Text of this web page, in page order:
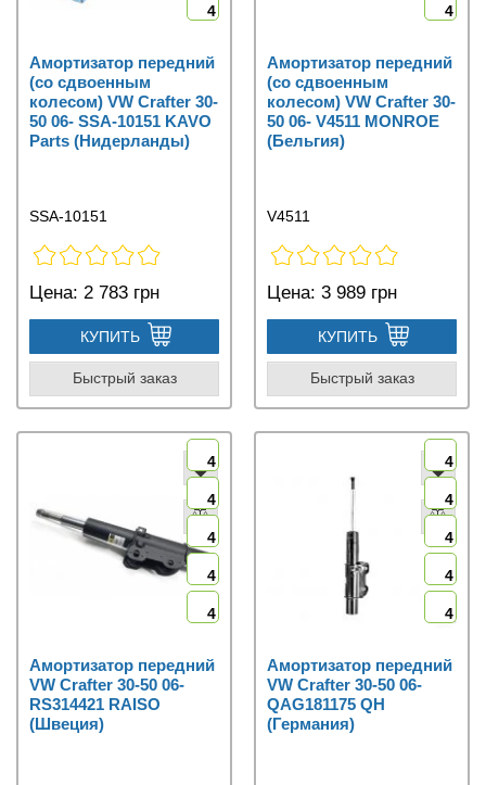
4
Амортизатор передний
(со сдвоенным
колесом) VW Crafter 30-
50 06- SSA-10151 KAVO
Parts (Нидерланды)
SSA-10151
Цена: 2 783 грн
КУПИТЬ
Быстрый заказ
4
Амортизатор передний
(со сдвоенным
колесом) VW Crafter 30-
50 06- V4511 MONROE
(Бельгия)
V4511
Цена: 3 989 грн
КУПИТЬ
Быстрый заказ
4
4
4
4
4
Амортизатор передний
VW Crafter 30-50 06-
RS314421 RAISO
(Швеция)
4
4
4
4
4
Амортизатор передний
VW Crafter 30-50 06-
QAG181175 QH
(Германия)